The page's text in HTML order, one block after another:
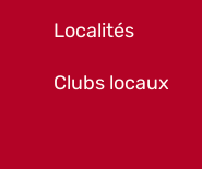
Localités
Clubs locaux